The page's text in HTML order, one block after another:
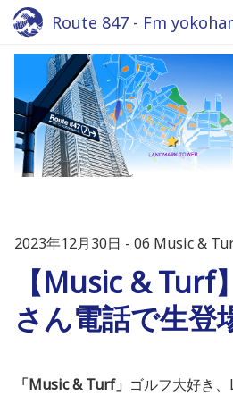
Route 847 - Fm
2023年12月30日 06 Music &
【Music & Turf
さん電話で生登
「Music & Turf」 ゴルフ大好き